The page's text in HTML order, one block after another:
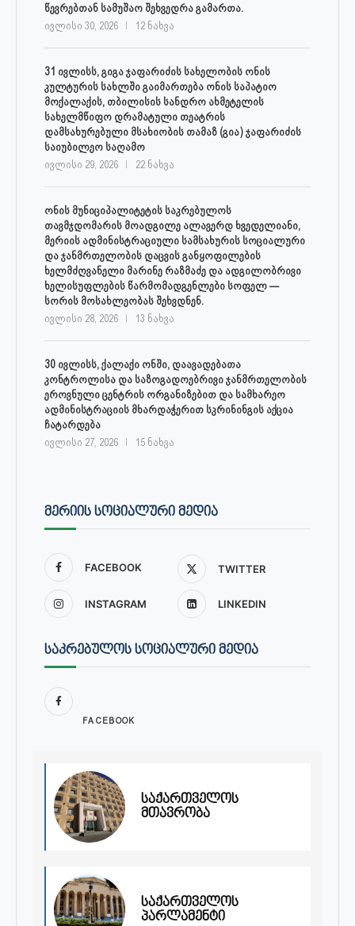
წევრებთან სამუშაო შეხვედრა გამართა.
ივლისი 30, 2026 12 ნახვა
31 ივლისს, გიგა ჯაფარიძის სახელობის ონის
კულტურის სახლში გაიმართება ონის საპატიო
მოქალაქის, თბილისის სანდრო ახმეტელის
სახელმწიფო დრამატული თეატრის
დამსახურებული მსახიობის თამაზ (გია) ჯაფარიძის
საიუბილეო საღამო
ივლისი 29, 2026 22 ნახვა
ონის მუნიციპალიტეტის საკრებულოს
თავმჯდომარის მოადგილე ალავერდ ხვედელიანი,
მერიის ადმინისტრაციული სამსახურის სოციალური
და ჯანმრთელობის დაცვის განყოფილების
ხელმძღვანელი მარინე რაზმაძე და ადგილობრივი
ხელისუფლების წარმომადგენლები სოფელ —
სორის მოსახლეობას შეხვდნენ.
ივლისი 28, 2026 13 ნახვა
30 ივლისს, ქალაქი ონში, დაავადებათა
კონტროლისა და საზოგადოებრივი ჯანმრთელობის
ეროვნული ცენტრის ორგანიზებით და სამხარეო
ადმინისტრაციის მხარდაჭერით სკრინინგის აქცია
ჩატარდება
ივლისი 27, 2026 15 ნახვა
ᲛᲔᲠᲘᲘᲡ ᲡᲝᲪᲘᲐᲚᲣᲠᲘ ᲛᲔᲓᲘᲐ
FACEBOOK TWITTER
INSTAGRAM LINKEDIN
ᲡᲐᲙᲠᲔᲑᲣᲚᲝᲡ ᲡᲝᲪᲘᲐᲚᲣᲠᲘ ᲛᲔᲓᲘᲐ
FACEBOOK
საქართველოს
მთავრობა
საქართველოს
პარლამენტი